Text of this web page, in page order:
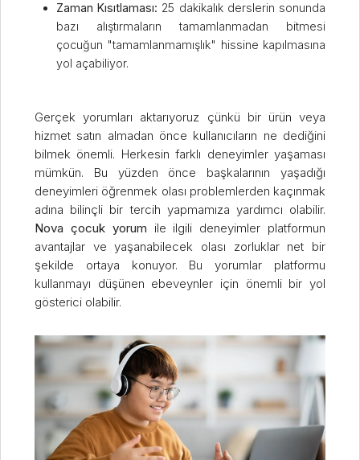
Zaman Kısıtlaması: 25 dakikalık derslerin sonunda
bazı alıştırmaların tamamlanmadan bitmesi
çocuğun "tamamlanmamışlık" hissine kapılmasına
yol açabiliyor.
Gerçek yorumları aktarıyoruz çünkü bir ürün veya
hizmet satın almadan önce kullanıcıların ne dediğini
bilmek önemli. Herkesin farklı deneyimler yaşaması
mümkün. Bu yüzden önce başkalarının yaşadığı
deneyimleri öğrenmek olası problemlerden kaçınmak
adına bilinçli bir tercih yapmamıza yardımcı olabilir.
Nova çocuk yorum ile ilgili deneyimler platformun
avantajlar ve yaşanabilecek olası zorluklar net bir
şekilde ortaya konuyor. Bu yorumlar platformu
kullanmayı düşünen ebeveynler için önemli bir yol
gösterici olabilir.